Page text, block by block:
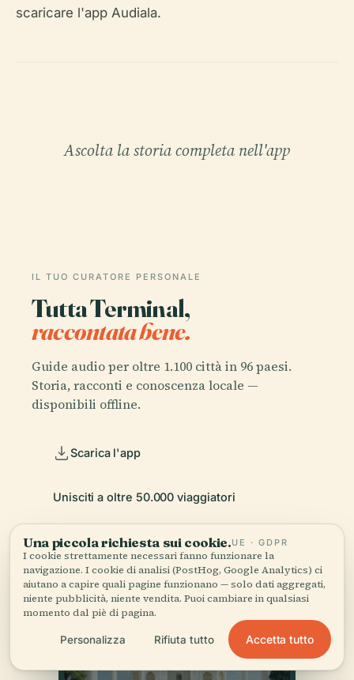
scaricare l'app Audiala.
Ascolta la storia completa nell'app
IL TUO CURATORE PERSONALE
Tutta Terminal,
raccontata bene.
Guide audio per oltre 1.100 città in 96 paesi.
Storia, racconti e conoscenza locale —
disponibili offline.
Scarica l'app
Unisciti a oltre 50.000 viaggiatori
Una piccola richiesta sui cookie.UE · GDPR
I cookie strettamente necessari fanno funzionare la
navigazione. I cookie di analisi (PostHog, Google Analytics) ci
aiutano a capire quali pagine funzionano — solo dati aggregati,
niente pubblicità, niente vendita. Puoi cambiare in qualsiasi
momento dal piè di pagina.
Personalizza Rifiuta tutto Accetta tutto